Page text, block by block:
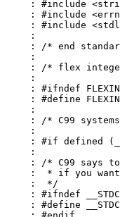
: #include
: #include
: #include
:
: /* end
:
: /* flex
:
: #ifndef
: #define
:
: /* C99
:
: #if defined
:
: /* C99 says
:  * if you
:  */
: #ifndef
: #define